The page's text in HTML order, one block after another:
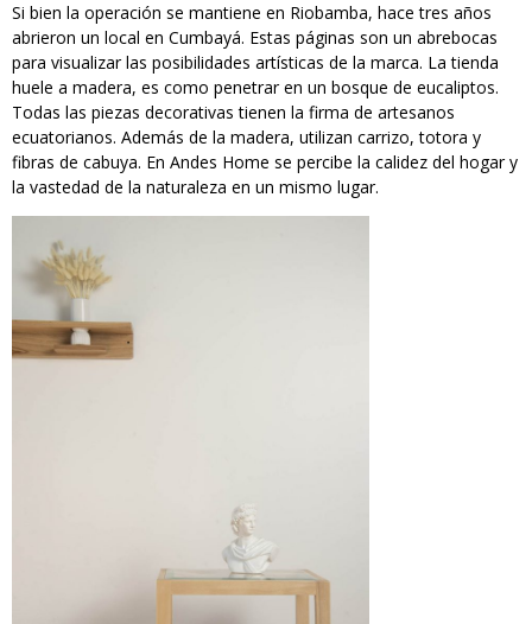
Si bien la operación se mantiene en Riobamba, hace tres años
abrieron un local en Cumbayá. Estas páginas son un abrebocas
para visualizar las posibilidades artísticas de la marca. La tienda
huele a madera, es como penetrar en un bosque de eucaliptos.
Todas las piezas decorativas tienen la firma de artesanos
ecuatorianos. Además de la madera, utilizan carrizo, totora y
fibras de cabuya. En Andes Home se percibe la calidez del hogar y
la vastedad de la naturaleza en un mismo lugar.